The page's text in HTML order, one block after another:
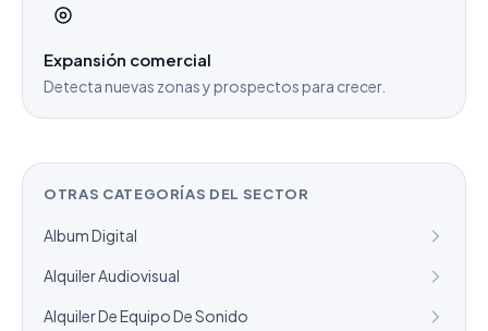
Expansión comercial
Detecta nuevas zonas y prospectos para crecer.
OTRAS CATEGORÍAS DEL SECTOR
Album Digital
Alquiler Audiovisual
Alquiler De Equipo De Sonido